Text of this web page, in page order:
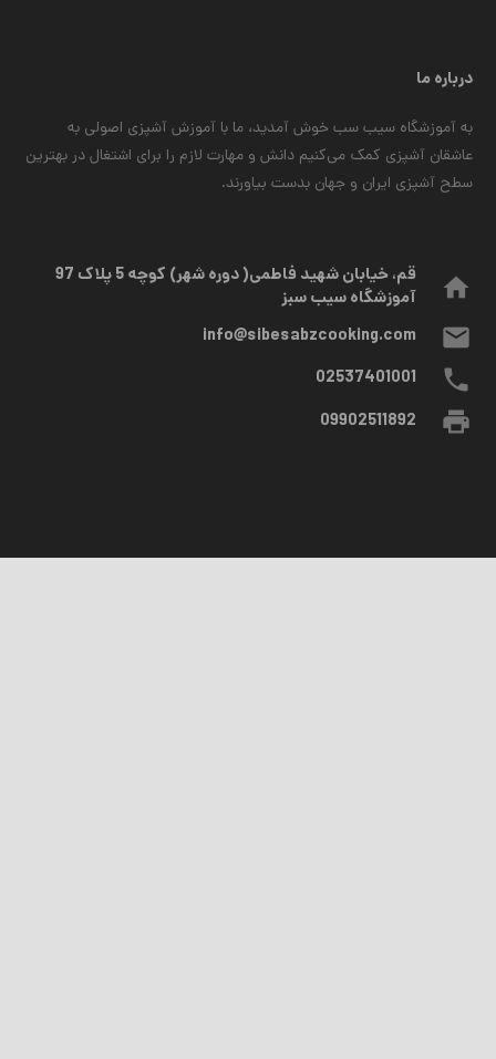
درباره ما
به آموزشگاه سیب سب خوش آمدید، ما با آموزش آشپزی اصولی به
عاشقان آشپزی کمک می‌کنیم دانش و مهارت لازم را برای اشتغال در بهترین
سطح آشپزی ایران و جهان بدست بیاورند.
home
قم، خیابان شهید فاطمی( دوره شهر) کوچه 5 پلاک 97
آموزشگاه سیب سبز
mail
info@sibesabzcooking.com
phone
02537401001
print
09902511892